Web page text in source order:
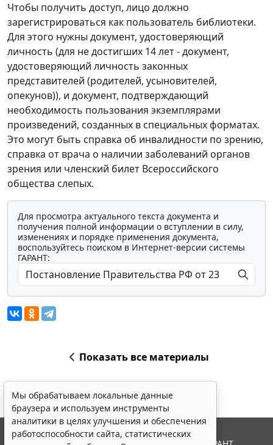
Чтобы получить доступ, лицо должно
зарегистрироваться как пользователь библиотеки.
Для этого нужны документ, удостоверяющий
личность (для не достигших 14 лет - документ,
удостоверяющий личность законных
представителей (родителей, усыновителей,
опекунов)), и документ, подтверждающий
необходимость пользования экземплярами
произведений, созданных в специальных форматах.
Это могут быть справка об инвалидности по зрению,
справка от врача о наличии заболеваний органов
зрения или членский билет Всероссийского
общества слепых.
Для просмотра актуального текста документа и
получения полной информации о вступлении в силу,
изменениях и порядке применения документа,
воспользуйтесь поиском в Интернет-версии системы
ГАРАНТ:
Показать все материалы
Мы обрабатываем локальные данные
браузера и используем инструменты
аналитики в целях улучшения и обеспечения
работоспособности сайта, статистических